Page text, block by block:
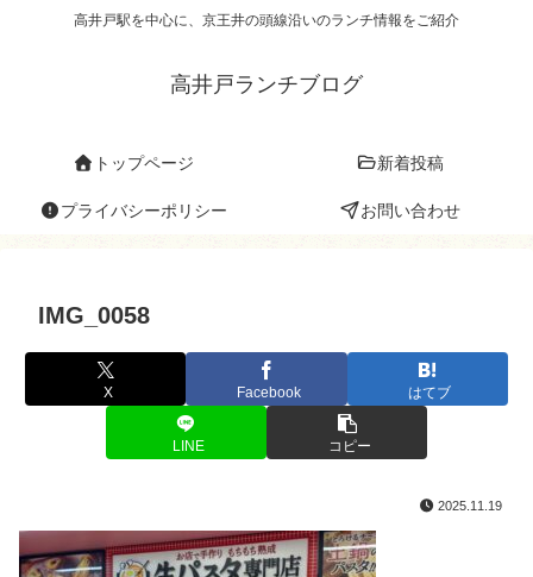
高井戸駅を中心に、京王井の頭線沿いのランチ情報をご紹介
高井戸ランチブログ
トップページ 新着投稿
プライバシーポリシー お問い合わせ
IMG_0058
X Facebook はてブ
LINE コピー
2025.11.19